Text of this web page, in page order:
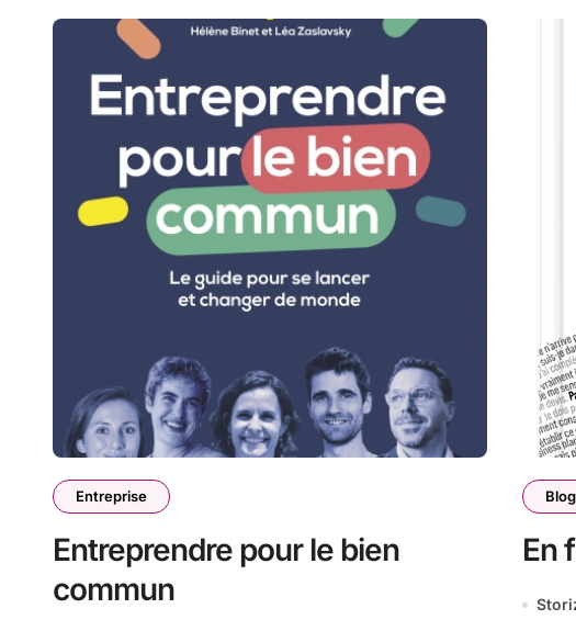
Entreprise
Entreprendre pour le bien
commun
Blog
En